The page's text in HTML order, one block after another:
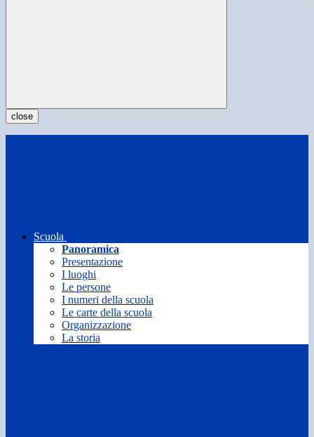
close
Scuola
Panoramica
Presentazione
I luoghi
Le persone
I numeri della scuola
Le carte della scuola
Organizzazione
La storia